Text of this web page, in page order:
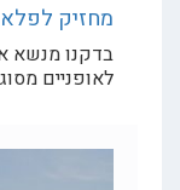
לפלאפון נייד
מנשא אוניברסלי
מסוג לקרדה.